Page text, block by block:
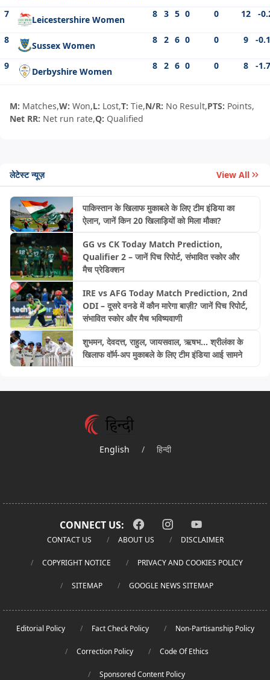
7 Leicestershire Women 8 3 5 0 0 12 -
8 Sussex Women 8 2 6 0 0 9 -
9 Derbyshire Women 8 2 6 0 0 8 -
M: Matches,W: Won,L: Lost,T: Tie,N/R: No Result,PTS: Points,
Net RR: Net run rate,Q: Qualified
लेटेस्ट न्यूज़ View All
पाकिस्तान के खिलाफ मुकाबले के लिए टीम इंडिया का
ऐलान, जानें किन 20 खिलाड़ियों को मिला मौका?
GG vs CK Today Match Prediction,
Qualifier 2 – जानें पिच रिपोर्ट, संभावित स्कोर और
मैच प्रेडिक्शन
IRE vs AFG Today Match Prediction, 2nd
ODI – दूसरे वनडे में कौन मारेगा बाज़ी? जानें पिच रिपोर्ट,
संभावित स्कोर और मैच भविष्यवाणी
शुभमन, देवदत्त, राहुल, जायसवाल, ऋषभ... श्रीलंका के
खिलाफ वॉर्म-अप मुकाबले के लिए टीम इंडिया आई सामने
English / हिन्दी
CONNECT US:
CONTACT US ABOUT US DISCLAIMER
COPYRIGHT NOTICE PRIVACY AND COOKIES POLICY
SITEMAP GOOGLE NEWS SITEMAP
Editorial Policy Fact Check Policy Non-Partisanship Policy
Correction Policy Code Of Ethics
Sponsored Content Policy